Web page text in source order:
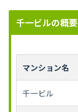
千一ビルの概要
マンション名
千一ビル